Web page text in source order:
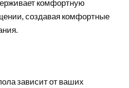
комфортную
создавая комфортные
зависит от ваших